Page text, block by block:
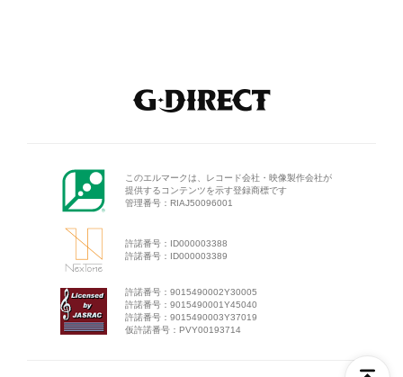
このエルマークは、レコード会社・映像製作会社が
提供するコンテンツを示す登録商標です
管理番号：RIAJ50096001
許諾番号：ID000003388
許諾番号：ID000003389
許諾番号：9015490002Y30005
許諾番号：9015490001Y45040
許諾番号：9015490003Y37019
仮許諾番号：PVY00193714